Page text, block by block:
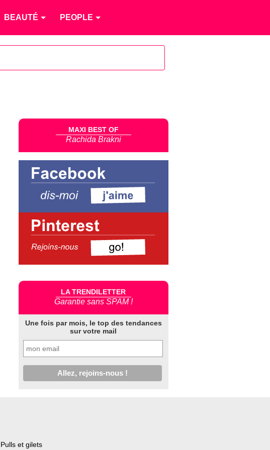
BEAUTÉ PEOPLE
MAXI BEST OF
Rachida Brakni
LA TRENDILETTER
Garantie sans SPAM !
Une fois par mois, le top des tendances
sur votre mail
Pulls et gilets